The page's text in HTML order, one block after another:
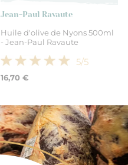
Jean-Paul Ravaute
Huile d'olive de Nyons 500ml
- Jean-Paul Ravaute
5/5
16,70 €